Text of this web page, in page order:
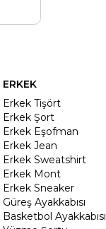
ERKEK
Erkek Tişört
Erkek Şort
Erkek Eşofman
Erkek Jean
Erkek Sweatshirt
Erkek Mont
Erkek Sneaker
Güreş Ayakkabısı
Basketbol Ayakkabısı